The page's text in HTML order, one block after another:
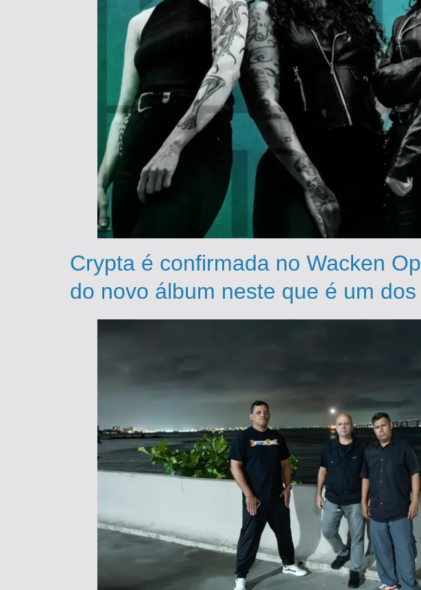
Crypta é confirmada no Wacken
do novo álbum neste que é um